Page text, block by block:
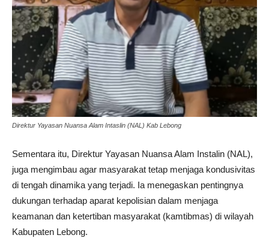
Direktur Yayasan Nuansa Alam Intaslin (NAL) Kab Lebong
Sementara itu, Direktur Yayasan Nuansa Alam Instalin (NAL),
juga mengimbau agar masyarakat tetap menjaga kondusivitas
di tengah dinamika yang terjadi. Ia menegaskan pentingnya
dukungan terhadap aparat kepolisian dalam menjaga
keamanan dan ketertiban masyarakat (kamtibmas) di wilayah
Kabupaten Lebong.